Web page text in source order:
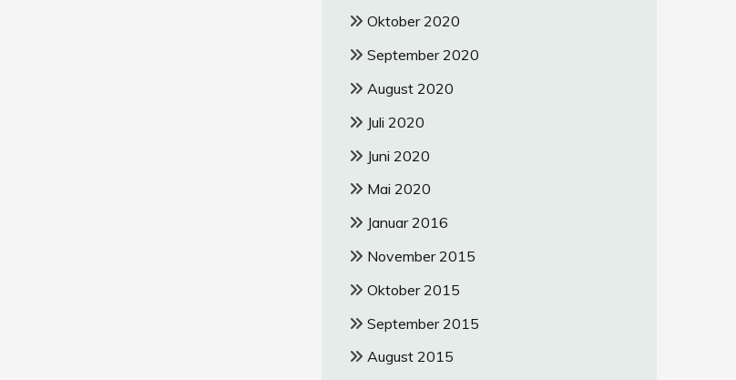
Oktober 2020
September 2020
August 2020
Juli 2020
Juni 2020
Mai 2020
Januar 2016
November 2015
Oktober 2015
September 2015
August 2015